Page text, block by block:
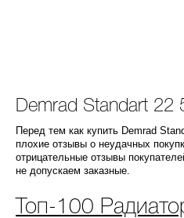
Demrad Standart
Перед тем как купить Demrad
плохие отзывы о неудачных
отрицательные отзывы
не допускаем заказные.
Топ-100